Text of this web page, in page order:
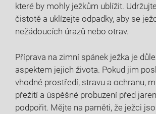
které by mohly ježkům ublížit.
čistotě a uklízejte odpadky, aby se
nežádoucích úrazů nebo otrav.
Příprava na zimní spánek ježka je
aspektem jejich života. Pokud jim
vhodné prostředí, stravu a ochranu,
přežití a úspěšné probuzení před
podpořit. Mějte na paměti, že ježci